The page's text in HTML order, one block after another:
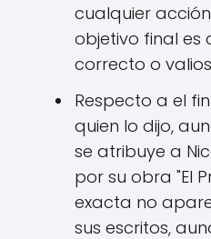
cualquier
objetivo final es
correcto o
Respecto a el
quien lo dijo,
se atribuye a
por su obra "El
exacta no
sus escritos,